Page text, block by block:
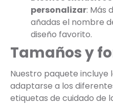
personalizar: Más
añadas el nombre
diseño favorito.
Tamaños y
Nuestro paquete
adaptarse a los
etiquetas de cuidado de